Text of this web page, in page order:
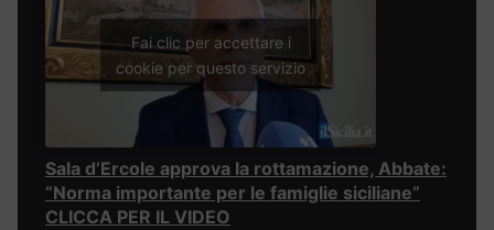
Fai clic per accettare i
cookie per questo servizio
Sala d’Ercole approva la rottamazione, Abbate:
“Norma importante per le famiglie siciliane”
CLICCA PER IL VIDEO